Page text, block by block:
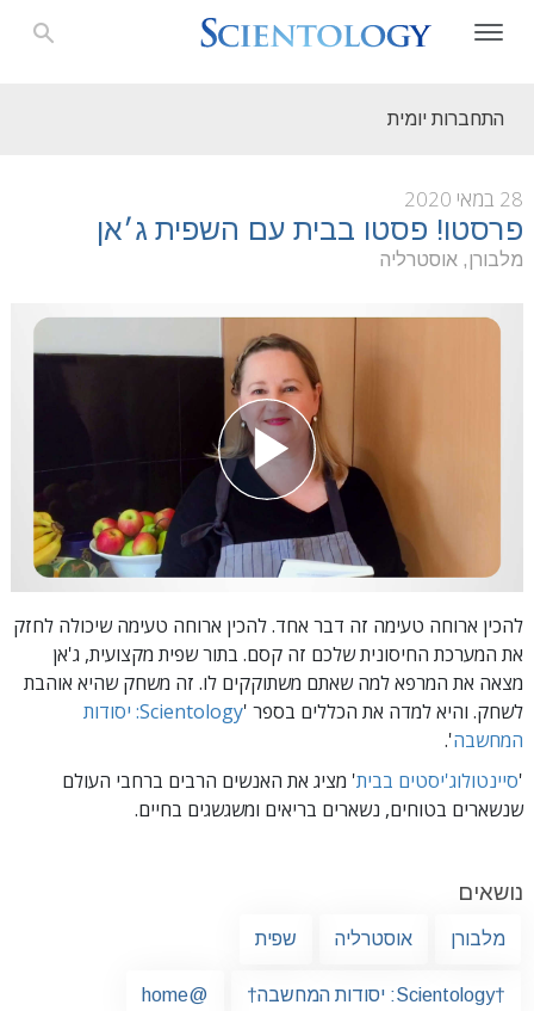
התחברות יומית
28 במאי 2020
פרסטו! פסטו בבית עם השפית ג׳אן
מלבורן, אוסטרליה
להכין ארוחה טעימה זה דבר אחד. להכין ארוחה טעימה שיכולה לחזק
את המערכת החיסונית שלכם זה קסם. בתור שפית מקצועית, ג'אן
מצאה את המרפא למה שאתם משתוקקים לו. זה משחק שהיא אוהבת
לשחק. והיא למדה את הכללים בספר '
Scientology: יסודות
המחשבה'.
'סיינטולוג'יסטים בבית' מציג את האנשים הרבים ברחבי העולם
שנשארים בטוחים, נשארים בריאים ומשגשגים בחיים.
נושאים
מלבורן אוסטרליה שפית
†Scientology: יסודות המחשבה† @home